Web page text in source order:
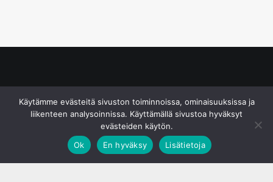
Käytämme evästeitä sivuston toiminnoissa, ominaisuuksissa ja
liikenteen analysoinnissa. Käyttämällä sivustoa hyväksyt
evästeiden käytön.
Ok
En hyväksy Lisätietoja